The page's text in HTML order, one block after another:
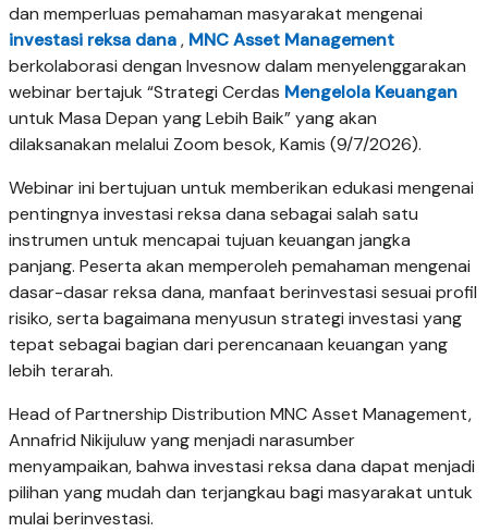
dan memperluas pemahaman masyarakat mengenai
investasi reksa dana, MNC Asset Management
berkolaborasi dengan Invesnow dalam menyelenggarakan
webinar bertajuk “Strategi Cerdas Mengelola Keuangan
untuk Masa Depan yang Lebih Baik” yang akan
dilaksanakan melalui Zoom besok, Kamis (9/7/2026).
Webinar ini bertujuan untuk memberikan edukasi mengenai
pentingnya investasi reksa dana sebagai salah satu
instrumen untuk mencapai tujuan keuangan jangka
panjang. Peserta akan memperoleh pemahaman mengenai
dasar-dasar reksa dana, manfaat berinvestasi sesuai profil
risiko, serta bagaimana menyusun strategi investasi yang
tepat sebagai bagian dari perencanaan keuangan yang
lebih terarah.
Head of Partnership Distribution MNC Asset Management,
Annafrid Nikijuluw yang menjadi narasumber
menyampaikan, bahwa investasi reksa dana dapat menjadi
pilihan yang mudah dan terjangkau bagi masyarakat untuk
mulai berinvestasi.